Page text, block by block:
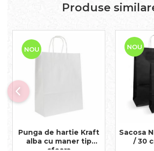
Produse
NOU
Punga de hartie Kraft
alba cu maner tip
NOU
Sacosa
/ 30